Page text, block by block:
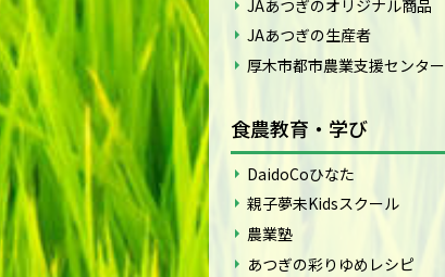
JAあつぎのオリジナル商品
JAあつぎの生産者
厚木市都市農業支援センター
食農教育・学び
DaidoCoひなた
親子夢未Kidsスクール
農業塾
あつぎの彩りゆめレシピ